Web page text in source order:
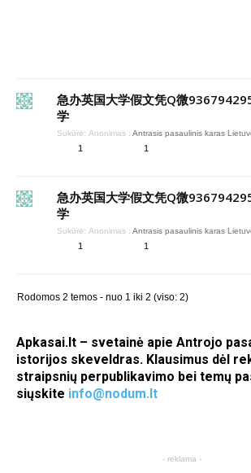
急办英国大学假文凭Q微
学
Sukūrė: Anonimas : Antrasis pasaulinis karas
1 1
急办英国大学假文凭Q微
学
Sukūrė: Anonimas : Antrasis pasaulinis karas
1 1
Rodomos 2 temos - nuo 1 iki 2 (viso: 2)
Apkasai.lt – svetainė apie Antrojo
istorijos skeveldras. Klausimus dėl
straipsnių perpublikavimo bei temų
siųskite info@nodum.lt
- reklama -